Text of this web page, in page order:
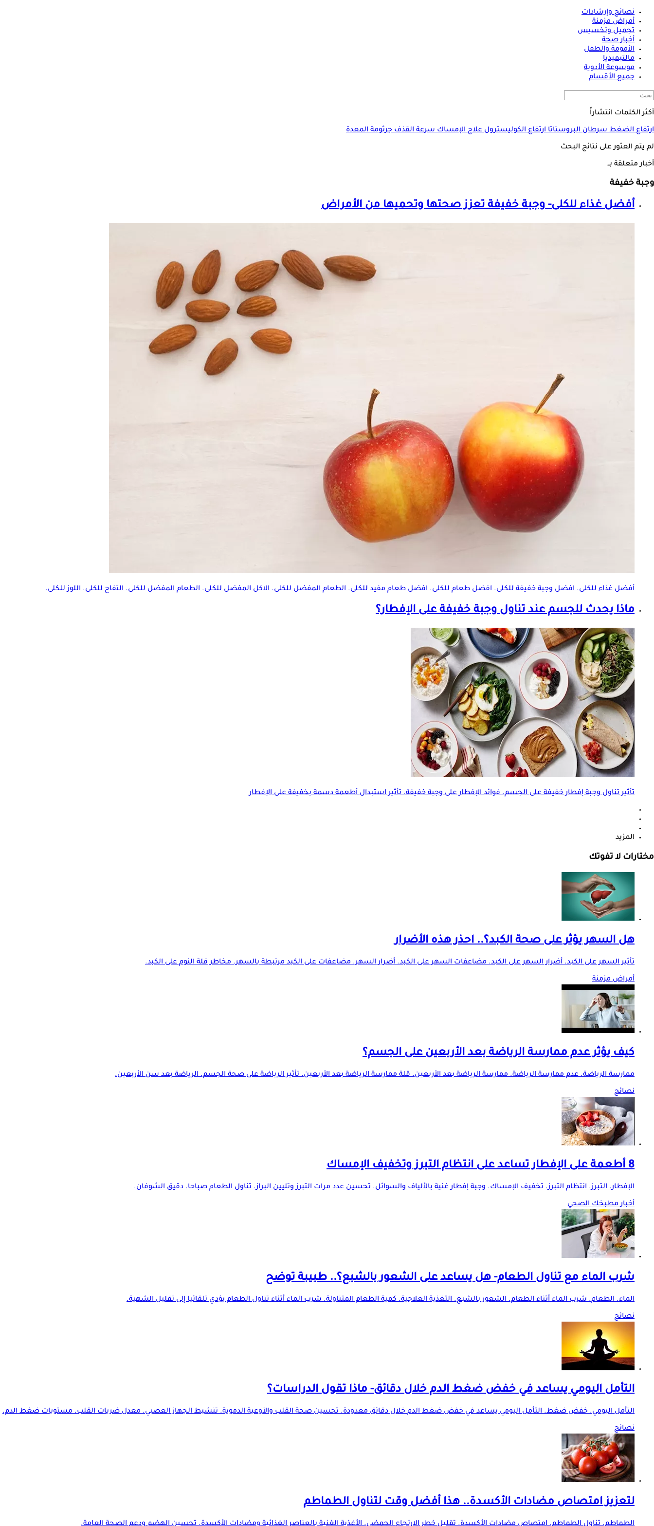
نصائح وإرشادات
أمراض مزمنة
تجميل وتخسيس
أخبار صحة
الأمومة والطفل
مالتيميديا
موسوعة الأدوية
جميع الأقسام
أكثر الكلمات انتشاراً
ارتفاع الضغطسرطان البروستاتاارتفاع الكوليسترولعلاج الإمساكسرعة القذفجرثومة المعدة
لم يتم العثور على نتائج البحث
أخبار متعلقة بــ
وجبة خفيفة
أفضل غذاء للكلى-وجبة خفيفةتعزز صحتها وتحميها من الأمراض
أفضل غذاء للكلى. افضلوجبة خفيفةللكلى. افضل طعام للكلى. افضل طعام مفيد للكلى. الطعام المفضل للكلى. الاكل المفضل للكلى. الطعام المفضل للكلى. التفاح للكلى. اللوز للكلى.
ماذا يحدث للجسم عند تناولوجبة خفيفةعلى الإفطار؟
تأثير تناول وجبة إفطار خفيفة على الجسم. فوائد الإفطار علىوجبة خفيفة. تأثير استبدال أطعمة دسمة بخفيفة على الإفطار
المزيد
مختارات لا تفوتك
هل السهر يؤثر على صحة الكبد؟.. احذر هذه الأضرار
تأثير السهر على الكبد. أضرار السهر على الكبد. مضاعفات السهر على الكبد. أضرار السهر. مضاعفات على الكبد مرتبطة بالسهر. مخاطر قلة النوم على الكبد.
أمراض مزمنة
كيف يؤثر عدم ممارسة الرياضة بعد الأربعين على الجسم؟
ممارسة الرياضة. عدم ممارسة الرياضة. ممارسة الرياضة بعد الأربعين. قلة ممارسة الرياضة بعد الأربعين. تأثير الرياضة على صحة الجسم. الرياضة بعد سن الأربعين.
نصائح
8 أطعمة على الإفطار تساعد على انتظام التبرز وتخفيف الإمساك
الإفطار. التبرز. انتظام التبرز. تخفيف الإمساك. وجبة إفطار غنية بالألياف والسوائل. تحسين عدد مرات التبرز وتليين البراز. تناول الطعام صباحا. دقيق الشوفان.
أخبار مطبخك الصحي
شرب الماء مع تناول الطعام- هل يساعد على الشعور بالشبع؟.. طبيبة توضح
الماء. الطعام. شرب الماء أثناء الطعام. الشعور بالشبع. التغذية العلاجية. كمية الطعام المتناولة. شرب الماء أثناء تناول الطعام يؤدي تلقائيا إلى تقليل الشهية.
نصائح
التأمل اليومي يساعد في خفض ضغط الدم خلال دقائق- ماذا تقول الدراسات؟
التأمل اليومي. خفض ضغط. التأمل اليومي يساعد في خفض ضغط الدم خلال دقائق معدودة. تحسين صحة القلب والأوعية الدموية. تنشيط الجهاز العصبي. معدل ضربات القلب. مستويات ضغط الدم.
نصائح
لتعزيز امتصاص مضادات الأكسدة.. هذا أفضل وقت لتناول الطماطم
الطماطم. تناول الطماطم. امتصاص مضادات الأكسدة. تقليل خطر الارتجاع الحمضي. الأغذية الغنية بالعناصر الغذائية ومضادات الأكسدة. تحسين الهضم ودعم الصحة العامة.